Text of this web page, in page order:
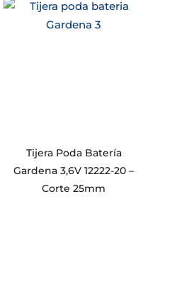
Tijera Poda Batería
Gardena 3,6V 12222-20 –
Corte 25mm